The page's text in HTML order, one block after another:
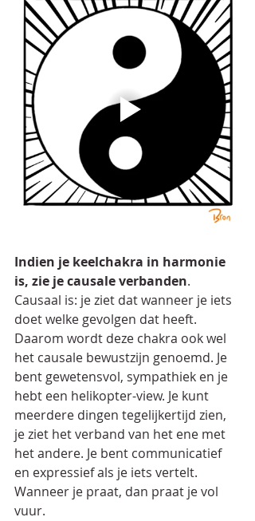
Indien je keelchakra in harmonie
is, zie je causale verbanden.
Causaal is: je ziet dat wanneer je iets
doet welke gevolgen dat heeft.
Daarom wordt deze chakra ook wel
het causale bewustzijn genoemd. Je
bent gewetensvol, sympathiek en je
hebt een helikopter-view. Je kunt
meerdere dingen tegelijkertijd zien,
je ziet het verband van het ene met
het andere. Je bent communicatief
en expressief als je iets vertelt.
Wanneer je praat, dan praat je vol
vuur.